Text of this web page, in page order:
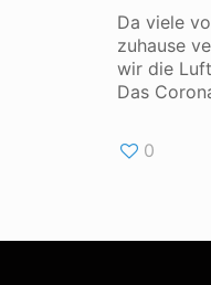
Da viele
zuhause
wir die
Das
0